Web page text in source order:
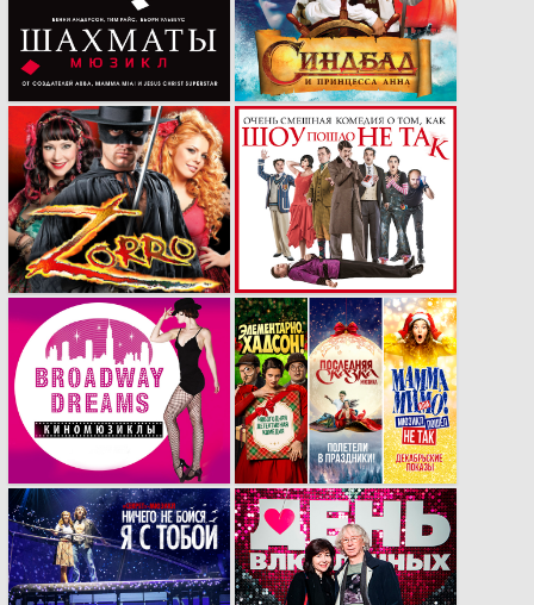
«Шахматы» в
России
воплощения.
Рекламная кампания
мюзикла «ZORRO»
Масштабная
рекламная кампания
спектакля «Очень
смешная комедия о
том, как ШОУ
ПОШЛО НЕ
ТАК».Что было
сделано?
Подробный обзор.
​Рекламные
материалы для
компании «Бродвей
Москва»​
Новогодние
вижуалы мюзиклов
«Последняя сказка»,
«Элементарно,
Хадсон»​​ и «Мамма
Мимо» в МДМ
Рекламный ролик
мюзикла «НИЧЕГО
НЕ БОЙСЯ, Я С
Премьера мюзикла
за столиками «День
влюбленных».